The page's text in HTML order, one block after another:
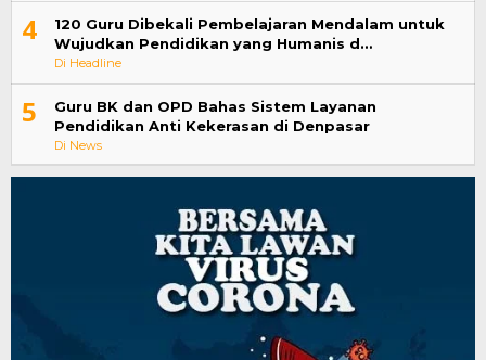
4
120 Guru Dibekali Pembelajaran Mendalam untuk
Wujudkan Pendidikan yang Humanis d…
Di Headline
5
Guru BK dan OPD Bahas Sistem Layanan
Pendidikan Anti Kekerasan di Denpasar
Di News